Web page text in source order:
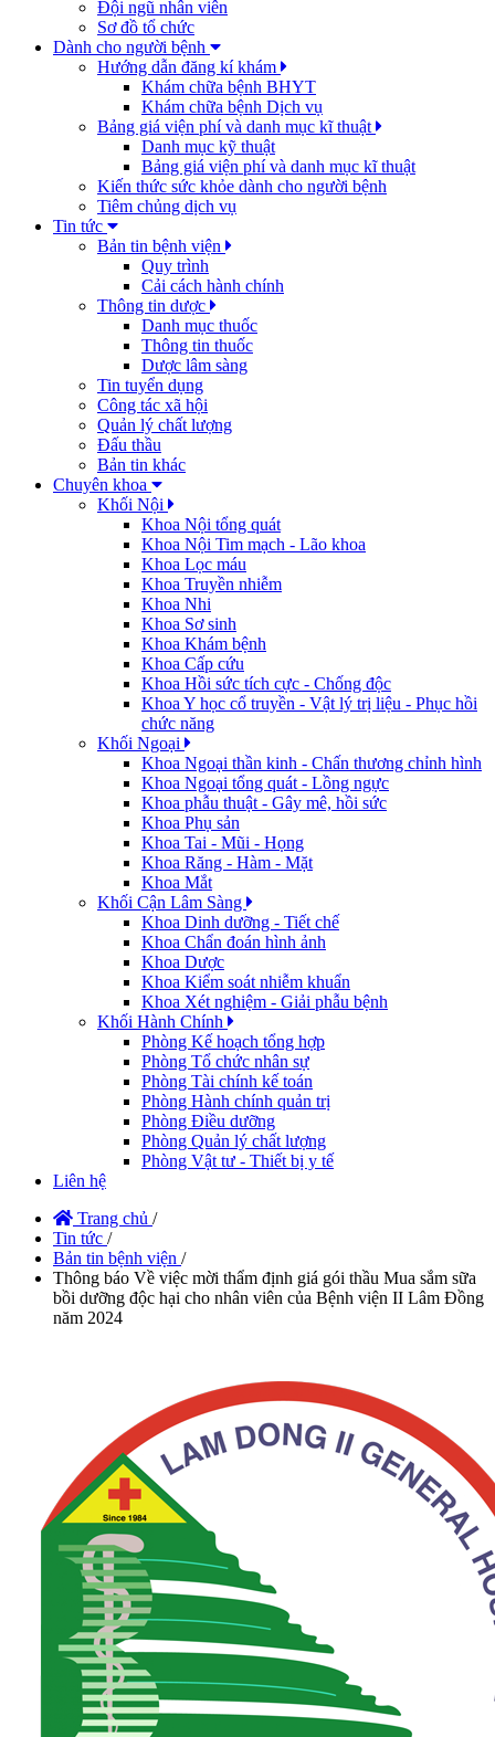
Đội ngũ nhân viên
Sơ đồ tổ chức
Dành cho người bệnh
Hướng dẫn đăng kí khám
Khám chữa bệnh BHYT
Khám chữa bệnh Dịch vụ
Bảng giá viện phí và danh mục kĩ thuật
Danh mục kỹ thuật
Bảng giá viện phí và danh mục kĩ thuật
Kiến thức sức khỏe dành cho người bệnh
Tiêm chủng dịch vụ
Tin tức
Bản tin bệnh viện
Quy trình
Cải cách hành chính
Thông tin dược
Danh mục thuốc
Thông tin thuốc
Dược lâm sàng
Tin tuyển dụng
Công tác xã hội
Quản lý chất lượng
Đấu thầu
Bản tin khác
Chuyên khoa
Khối Nội
Khoa Nội tổng quát
Khoa Nội Tim mạch - Lão khoa
Khoa Lọc máu
Khoa Truyền nhiễm
Khoa Nhi
Khoa Sơ sinh
Khoa Khám bệnh
Khoa Cấp cứu
Khoa Hồi sức tích cực - Chống độc
Khoa Y học cổ truyền - Vật lý trị liệu - Phục hồi
chức năng
Khối Ngoại
Khoa Ngoại thần kinh - Chấn thương chỉnh hình
Khoa Ngoại tổng quát - Lồng ngực
Khoa phẫu thuật - Gây mê, hồi sức
Khoa Phụ sản
Khoa Tai - Mũi - Họng
Khoa Răng - Hàm - Mặt
Khoa Mắt
Khối Cận Lâm Sàng
Khoa Dinh dưỡng - Tiết chế
Khoa Chẩn đoán hình ảnh
Khoa Dược
Khoa Kiểm soát nhiễm khuẩn
Khoa Xét nghiệm - Giải phẫu bệnh
Khối Hành Chính
Phòng Kế hoạch tổng hợp
Phòng Tổ chức nhân sự
Phòng Tài chính kế toán
Phòng Hành chính quản trị
Phòng Điều dưỡng
Phòng Quản lý chất lượng
Phòng Vật tư - Thiết bị y tế
Liên hệ
Trang chủ /
Tin tức /
Bản tin bệnh viện /
Thông báo Về việc mời thẩm định giá gói thầu Mua sắm sữa
bồi dưỡng độc hại cho nhân viên của Bệnh viện II Lâm Đồng
năm 2024